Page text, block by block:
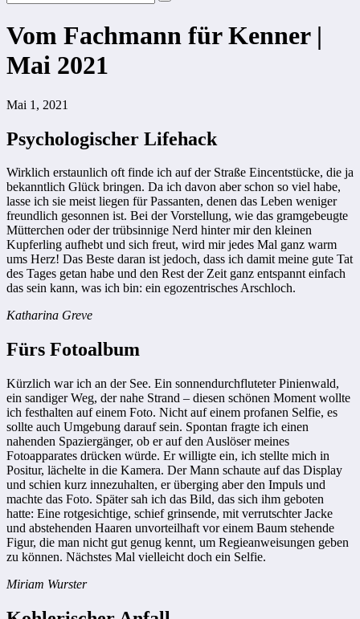
Vom Fachmann für Kenner |
Mai 2021
Mai 1, 2021
Psychologischer Lifehack
Wirklich erstaunlich oft finde ich auf der Straße Eincentstücke, die ja
bekanntlich Glück bringen. Da ich davon aber schon so viel habe,
lasse ich sie meist liegen für Passanten, denen das Leben weniger
freundlich gesonnen ist. Bei der Vorstellung, wie das gramgebeugte
Mütterchen oder der trübsinnige Nerd hinter mir den kleinen
Kupferling aufhebt und sich freut, wird mir jedes Mal ganz warm
ums Herz! Das Beste daran ist jedoch, dass ich damit meine gute Tat
des Tages getan habe und den Rest der Zeit ganz entspannt einfach
das sein kann, was ich bin: ein egozentrisches Arschloch.
Katharina Greve
Fürs Fotoalbum
Kürzlich war ich an der See. Ein sonnendurchfluteter Pinienwald,
ein sandiger Weg, der nahe Strand – diesen schönen Moment wollte
ich festhalten auf einem Foto. Nicht auf einem profanen Selfie, es
sollte auch Umgebung darauf sein. Spontan fragte ich einen
nahenden Spaziergänger, ob er auf den Auslöser meines
Fotoapparates drücken würde. Er willigte ein, ich stellte mich in
Positur, lächelte in die Kamera. Der Mann schaute auf das Display
und schien kurz innezuhalten, er überging aber den Impuls und
machte das Foto. Später sah ich das Bild, das sich ihm geboten
hatte: Eine rotgesichtige, schief grinsende, mit verrutschter Jacke
und abstehenden Haaren unvorteilhaft vor einem Baum stehende
Figur, die man nicht gut genug kennt, um Regieanweisungen geben
zu können. Nächstes Mal vielleicht doch ein Selfie.
Miriam Wurster